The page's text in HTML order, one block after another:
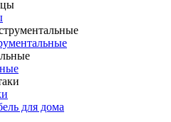
для дома